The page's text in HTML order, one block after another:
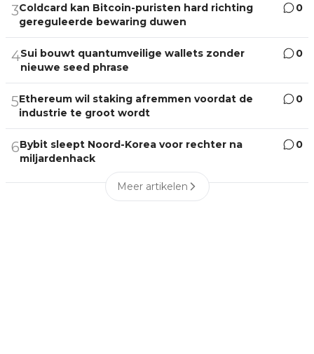
3Coldcard kan Bitcoin-puristen hard richting
gereguleerde bewaring duwen
0
4Sui bouwt quantumveilige wallets zonder
nieuwe seed phrase
0
5Ethereum wil staking afremmen voordat de
industrie te groot wordt
0
6Bybit sleept Noord-Korea voor rechter na
miljardenhack
0
Meer artikelen